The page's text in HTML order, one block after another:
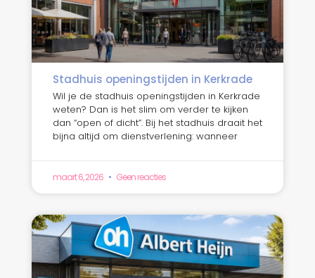
Stadhuis openingstijden in Kerkrade
Wil je de stadhuis openingstijden in Kerkrade
weten? Dan is het slim om verder te kijken
dan “open of dicht”. Bij het stadhuis draait het
bijna altijd om dienstverlening: wanneer
maart 6, 2026 Geen reacties